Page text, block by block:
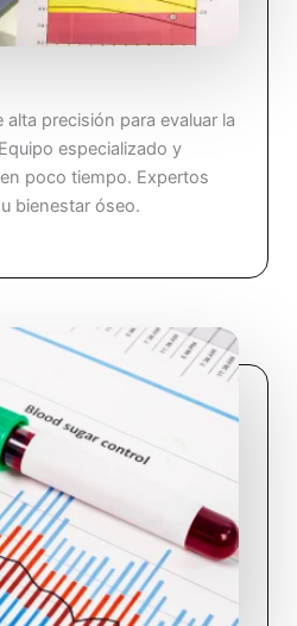
precisión para evaluar la
especializado y
poco tiempo. Expertos
bienestar óseo.